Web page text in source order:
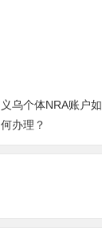
货物未报关出口如何
收外汇？